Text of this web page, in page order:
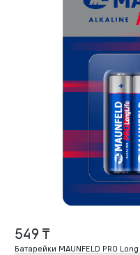
549 ₸
Батарейки MAUNFELD PRO